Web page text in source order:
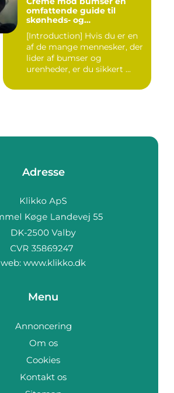
omfattende guide til
skønheds- og
[Introduction] Hvis du er en
af de mange mennesker, der
lider af bumser og
urenheder, er du sikkert ...
Adresse
web: www.klikko.dk
Menu
Annoncering
Om os
Cookies
Kontakt os